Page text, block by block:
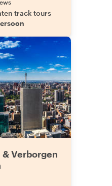
track tours
Verborgen